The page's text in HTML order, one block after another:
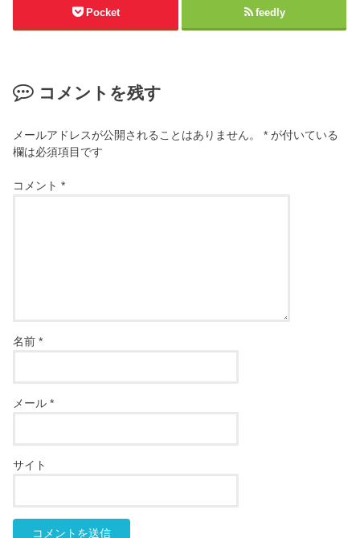
Pocket feedly
コメントを残す
メールアドレスが公開されることはありません。 * が付いている
欄は必須項目です
コメント*
名前*
メール*
サイト